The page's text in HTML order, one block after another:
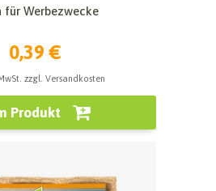
für Werbezwecke
0,39 €
zzgl. Versandkosten
Produkt